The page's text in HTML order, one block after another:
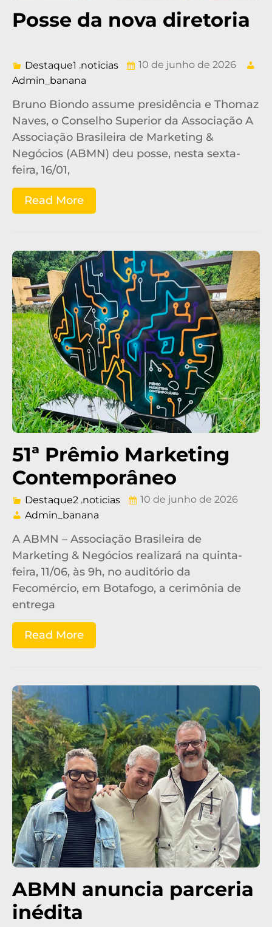
Posse da nova diretoria
Destaque1 ,noticias
10 de junho de 2026
Admin_banana
Bruno Biondo assume presidência e Thomaz
Naves, o Conselho Superior da Associação A
Associação Brasileira de Marketing &
Negócios (ABMN) deu posse, nesta sexta-
feira, 16/01,
Read More
51ª Prêmio Marketing
Contemporâneo
Destaque2 ,noticias
10 de junho de 2026
Admin_banana
A ABMN – Associação Brasileira de
Marketing & Negócios realizará na quinta-
feira, 11/06, às 9h, no auditório da
Fecomércio, em Botafogo, a cerimônia de
entrega
Read More
ABMN anuncia parceria
inédita